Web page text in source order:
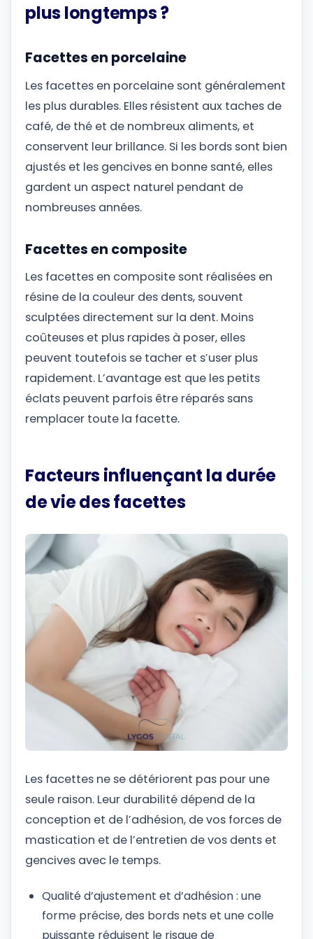
plus longtemps ?
Facettes en porcelaine
Les facettes en porcelaine sont généralement
les plus durables. Elles résistent aux taches de
café, de thé et de nombreux aliments, et
conservent leur brillance. Si les bords sont bien
ajustés et les gencives en bonne santé, elles
gardent un aspect naturel pendant de
nombreuses années.
Facettes en composite
Les facettes en composite sont réalisées en
résine de la couleur des dents, souvent
sculptées directement sur la dent. Moins
coûteuses et plus rapides à poser, elles
peuvent toutefois se tacher et s’user plus
rapidement. L’avantage est que les petits
éclats peuvent parfois être réparés sans
remplacer toute la facette.
Facteurs influençant la durée
de vie des facettes
Les facettes ne se détériorent pas pour une
seule raison. Leur durabilité dépend de la
conception et de l’adhésion, de vos forces de
mastication et de l’entretien de vos dents et
gencives avec le temps.
Qualité d’ajustement et d’adhésion : une
forme précise, des bords nets et une colle
puissante réduisent le risque de